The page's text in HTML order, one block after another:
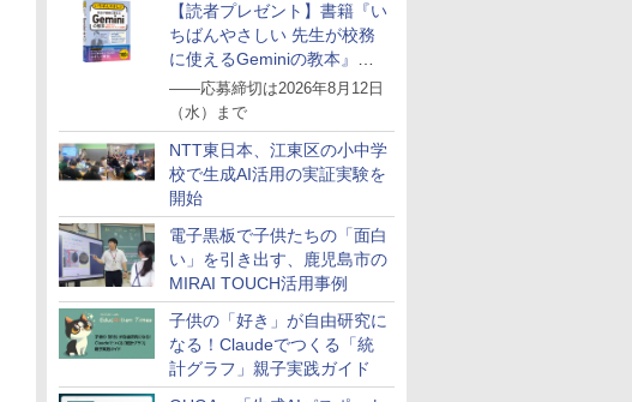
【読者プレゼント】書籍『い
ちばんやさしい 先生が校務
に使えるGeminiの教本』を
抽選で5名様にプレゼント
――応募締切は2026年8月12日
（水）まで
NTT東日本、江東区の小中学
校で生成AI活用の実証実験を
開始
電子黒板で子供たちの「面白
い」を引き出す、鹿児島市の
MIRAI TOUCH活用事例
子供の「好き」が自由研究に
なる！Claudeでつくる「統
計グラフ」親子実践ガイド